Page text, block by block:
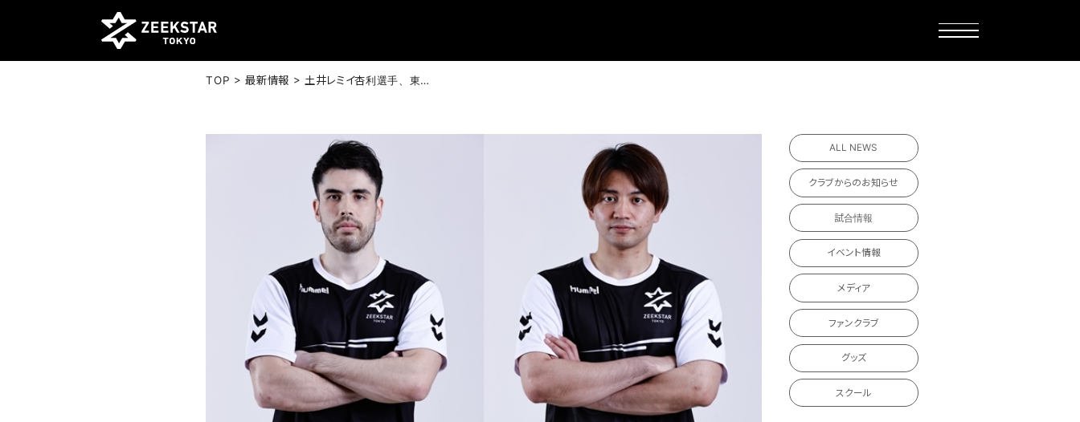
TOP >最新情報 > 土井レミイ杏利選手、東江雄斗選手 男子日本代表第4回強化合宿(2021/6/7～6/26)メンバー選出のお知らせ
ALL NEWS
クラブからのお知らせ
試合情報
イベント情報
メディア
ファンクラブ
グッズ
スクール